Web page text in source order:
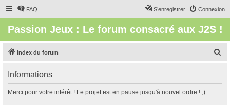
FAQ Connexion
S’enregistrer
Passion Jeux : Le forum consacré aux J2S !
Index du forum
Informations
Merci pour votre intérêt ! Le projet est en pause jusqu'à nouvel ordre ! ;)